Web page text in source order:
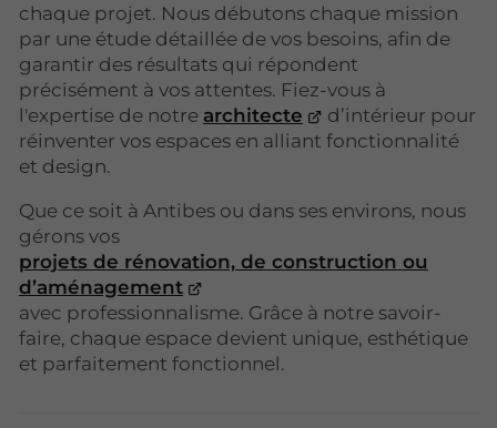
chaque projet. Nous débutons chaque mission
par une étude détaillée de vos besoins, afin de
garantir des résultats qui répondent
précisément à vos attentes. Fiez-vous à
l'expertise de notre architecte
d’intérieur pour
réinventer vos espaces en alliant fonctionnalité
et design.
Que ce soit à Antibes ou dans ses environs, nous
gérons vos
projets de rénovation, de construction ou
d’aménagement
avec professionnalisme. Grâce à notre savoir-
faire, chaque espace devient unique, esthétique
et parfaitement fonctionnel.